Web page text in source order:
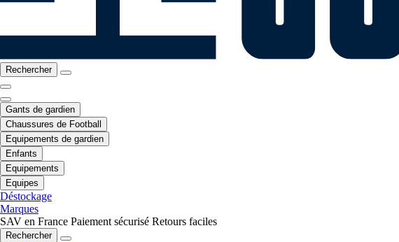
Rechercher
Gants de gardien
Chaussures de Football
Equipements de gardien
Enfants
Equipements
Equipes
Déstockage
Marques
SAV en France Paiement sécurisé Retours faciles
Rechercher